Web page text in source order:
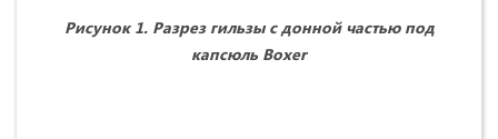
Рисунок 1. Разрез гильзы с донной частью под
капсюль Boxer